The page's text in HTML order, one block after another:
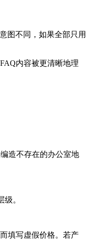
图不同，如果全部只用
内容被更清晰地理
造不存在的办公室地
。
填写虚假价格。若产